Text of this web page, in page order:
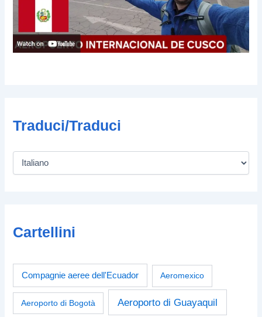
Traduci/Traduci
Cartellini
Compagnie aeree dell'Ecuador Aeromexico
Aeroporto di Bogotà Aeroporto di Guayaquil